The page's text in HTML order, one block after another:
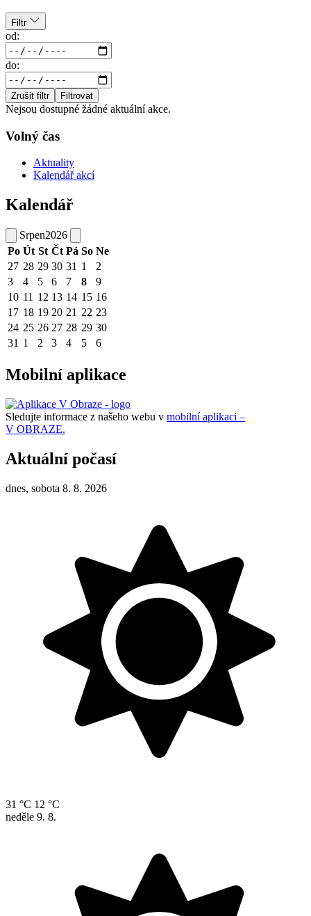
Filtr
od:
do:
Zrušit filtr Filtrovat
Nejsou dostupné žádné aktuální akce.
Volný čas
Aktuality
Kalendář akcí
Kalendář
Srpen2026
Po Út St Čt Pá So Ne
27 28 29 30 31 1
2
3
4 5 6 7 8
9
10 11 12 13 14 15 16
17 18 19 20 21 22 23
24 25 26 27 28 29 30
31 1 2 3 4 5 6
Mobilní aplikace
Sledujte informace z našeho webu v mobilní aplikaci –
V OBRAZE.
Aktuální počasí
dnes, sobota 8. 8. 2026
31 °C 12 °C
neděle 9. 8.